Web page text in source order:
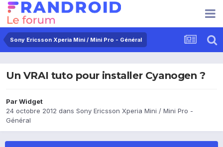
Sony Ericsson Xperia Mini / Mini Pro - Général
Un VRAI tuto pour installer Cyanogen ?
ParWidget
24 octobre 2012 dans Sony Ericsson Xperia Mini / Mini Pro -
Général